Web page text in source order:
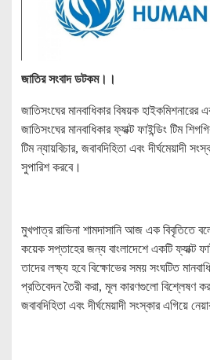
জাতির সংবাদ ডটকম।।
জাতিসংঘের মানবাধিকার বিষয়ক
জাতিসংঘের মানবাধিকার ফ্যাক্ট ফাইন্ডিং টিম
টিম ন্যায়বিচার, জবাবদিহিতা এবং দীর্ঘমেয়াদী
সুপারিশ করবে।
মুখপাত্র রাভিনা শামদাসানি আজ এক বিবৃতিতে
কয়েক সপ্তাহের জন্য বাংলাদেশে একটি ফ্যাক্ট
তাদের লক্ষ্য হবে বিক্ষোভের সময় সংঘটিত
প্রতিবেদন তৈরী করা, মূল কারণগুলো বিশ্লেষণ
জবাবদিহিতা এবং দীর্ঘমেয়াদী সংস্কার এগিয়ে